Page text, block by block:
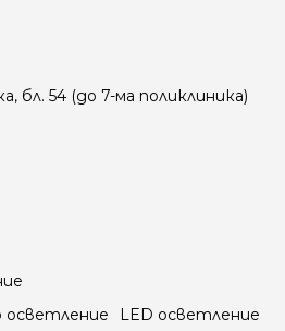
бл. 54 (до 7-ма поликлиника)
LED осветление